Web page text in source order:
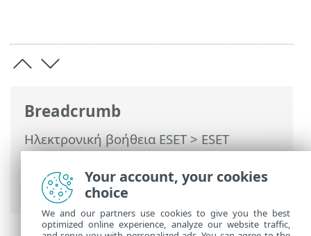
Breadcrumb
Ηλεκτρονική βοήθεια ESET>ESET
Endpoint Antivirus>Ενεργοποίηση ESET
Endpoint Antivirus> Παράθυρα διαλόγου
– Ενεργοποίηση > Εγγραφή
Your account, your cookies
choice
We and our partners use cookies to give you the best
optimized online experience, analyze our website traffic,